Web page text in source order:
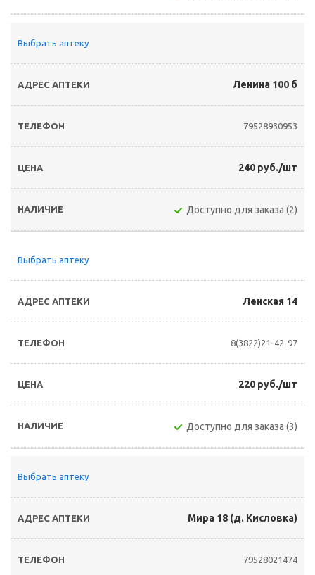
Выбрать аптеку
Ленина 100 б
79528930953
240 руб./шт
Доступно для заказа (2)
Выбрать аптеку
Ленская 14
8(3822)21-42-97
220 руб./шт
Доступно для заказа (3)
Выбрать аптеку
Мира 18 (д. Кисловка)
79528021474